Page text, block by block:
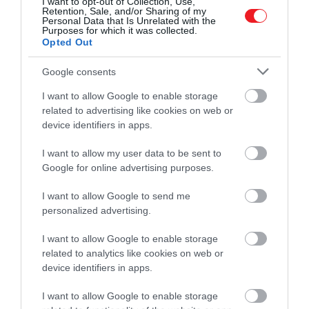
Retention, Sale, and/or Sharing of my
Personal Data that Is Unrelated with the
Purposes for which it was collected.
Opted Out
Google consents
I want to allow Google to enable storage
related to advertising like cookies on web or
device identifiers in apps.
I want to allow my user data to be sent to
Google for online advertising purposes.
I want to allow Google to send me
personalized advertising.
I want to allow Google to enable storage
related to analytics like cookies on web or
device identifiers in apps.
I want to allow Google to enable storage
Santorinire is indulnak a helikopterjáratok
Fotó: Shutterstock
A jegyárak jelenleg egy útra 160 eurónál, vagyis
valamivel több mint hatvanezer forintnál
kezdődnek. A Robb Report információi szerint
azonban a várható nagy kereslet miatt ennél
utak. Természetes, hogy amit az utasok az idővel
nyernek, azt a pénztárcájuk jobban megérzi majd.
Augusztusban például Athénból Tinos szigetére